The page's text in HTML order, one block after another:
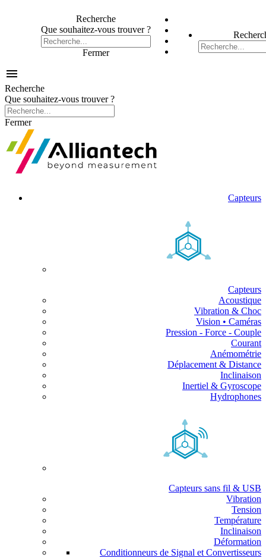
Recherche
Que souhaitez-vous trouver ?
Fermer

Recherche
Que souhaitez-vous trouver ?
Fermer
Capteurs
Capteurs
Acoustique
Vibration & Choc
Vision • Caméras
Pression - Force - Couple
Courant
Anémométrie
Déplacement & Distance
Inclinaison
Inertiel & Gyroscope
Hydrophones
Capteurs sans fil & USB
Vibration
Tension
Température
Inclinaison
Déformation
Conditionneurs de Signal et Convertisseurs